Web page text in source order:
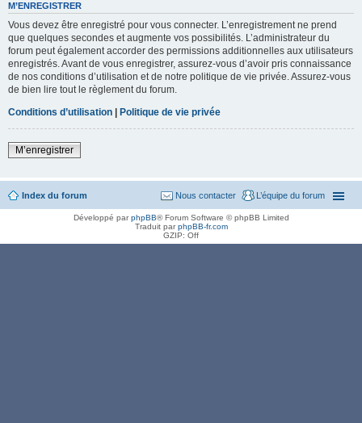
M’ENREGISTRER
Vous devez être enregistré pour vous connecter. L’enregistrement ne prend
que quelques secondes et augmente vos possibilités. L’administrateur du
forum peut également accorder des permissions additionnelles aux utilisateurs
enregistrés. Avant de vous enregistrer, assurez-vous d’avoir pris connaissance
de nos conditions d’utilisation et de notre politique de vie privée. Assurez-vous
de bien lire tout le règlement du forum.
Conditions d’utilisation | Politique de vie privée
M’enregistrer
Index du forum L’équipe du forum
Nous contacter
Développé parphpBB® Forum Software © phpBB Limited
Traduit parphpBB-fr.com
GZIP: Off